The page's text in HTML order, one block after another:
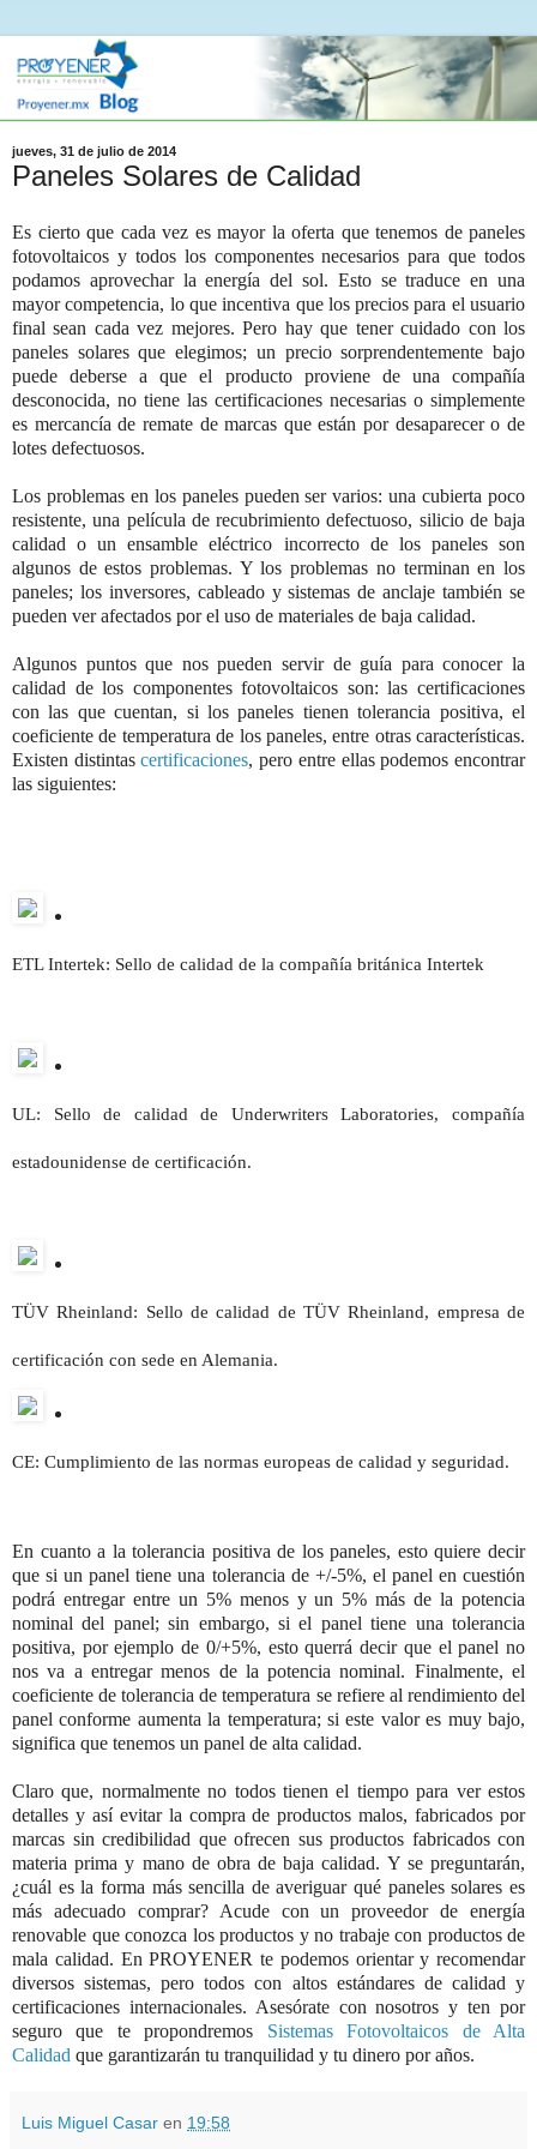
jueves, 31 de julio de 2014
Paneles Solares de Calidad
Es cierto que cada vez es mayor la oferta que tenemos de paneles
fotovoltaicos y todos los componentes necesarios para que todos
podamos aprovechar la energía del sol. Esto se traduce en una
mayor competencia, lo que incentiva que los precios para el usuario
final sean cada vez mejores. Pero hay que tener cuidado con los
paneles solares que elegimos; un precio sorprendentemente bajo
puede deberse a que el producto proviene de una compañía
desconocida, no tiene las certificaciones necesarias o simplemente
es mercancía de remate de marcas que están por desaparecer o de
lotes defectuosos.
Los problemas en los paneles pueden ser varios: una cubierta poco
resistente, una película de recubrimiento defectuoso, silicio de baja
calidad o un ensamble eléctrico incorrecto de los paneles son
algunos de estos problemas. Y los problemas no terminan en los
paneles; los inversores, cableado y sistemas de anclaje también se
pueden ver afectados por el uso de materiales de baja calidad.
Algunos puntos que nos pueden servir de guía para conocer la
calidad de los componentes fotovoltaicos son: las certificaciones
con las que cuentan, si los paneles tienen tolerancia positiva, el
coeficiente de temperatura de los paneles, entre otras características.
Existen distintascertificaciones, pero entre ellas podemos encontrar
las siguientes:
ETL Intertek: Sello de calidad de la compañía británica Intertek
UL: Sello de calidad de Underwriters Laboratories, compañía
estadounidense de certificación.
TÜV Rheinland: Sello de calidad de TÜV Rheinland, empresa de
certificación con sede en Alemania.
CE: Cumplimiento de las normas europeas de calidad y seguridad.
En cuanto a la tolerancia positiva de los paneles, esto quiere decir
que si un panel tiene una tolerancia de +/-5%, el panel en cuestión
podrá entregar entre un 5% menos y un 5% más de la potencia
nominal del panel; sin embargo, si el panel tiene una tolerancia
positiva, por ejemplo de 0/+5%, esto querrá decir que el panel no
nos va a entregar menos de la potencia nominal. Finalmente, el
coeficiente de tolerancia de temperatura se refiere al rendimiento del
panel conforme aumenta la temperatura; si este valor es muy bajo,
significa que tenemos un panel de alta calidad.
Claro que, normalmente no todos tienen el tiempo para ver estos
detalles y así evitar la compra de productos malos, fabricados por
marcas sin credibilidad que ofrecen sus productos fabricados con
materia prima y mano de obra de baja calidad. Y se preguntarán,
¿cuál es la forma más sencilla de averiguar qué paneles solares es
más adecuado comprar? Acude con un proveedor de energía
renovable que conozca los productos y no trabaje con productos de
mala calidad. En PROYENER te podemos orientar y recomendar
diversos sistemas, pero todos con altos estándares de calidad y
certificaciones internacionales. Asesórate con nosotros y ten por
seguro que te propondremos Sistemas Fotovoltaicos de Alta
Calidad que garantizarán tu tranquilidad y tu dinero por años.
Luis Miguel Casar en 19:58